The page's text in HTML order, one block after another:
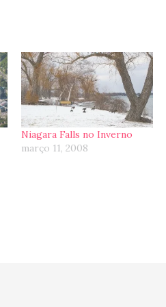
Niagara Falls no Inverno
março 11, 2008